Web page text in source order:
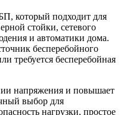
который подходит для
стойки, сетевого
и автоматики дома.
бесперебойного
требуется бесперебойная
напряжения и повышает
выбор для
нагрузки, простое